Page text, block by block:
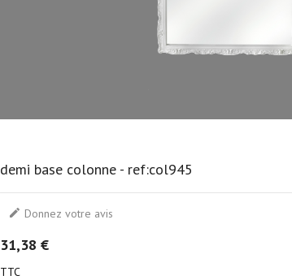
demi base colonne - ref:col945
 Donnez votre avis
31,38 €
TTC